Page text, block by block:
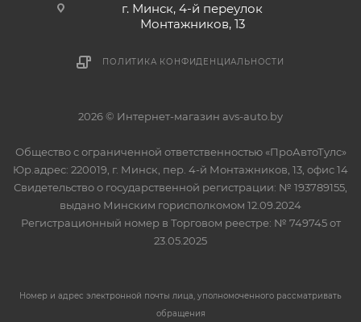
г. Минск, 4-й переулок
Монтажников, 13
ПОЛИТИКА КОНФИДЕНЦИАЛЬНОСТИ
2026 © Интернет-магазин avs-auto.by
Общество с ограниченной ответственностью «ПроАвтоТулс»
Юр.адрес: 220019, г. Минск, пер. 4-й Монтажников, 13, офис 14
Свидетельство о государственной регистрации: № 193789155,
выдано Минским горисполкомом 12.09.2024
Регистрационный номер в Торговом реестре: № 749745 от
23.05.2025
Номер и адрес электронной почты лица, уполномоченного рассматривать
обращения